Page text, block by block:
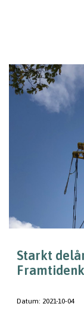
Starkt
Datum: 2021-10-04